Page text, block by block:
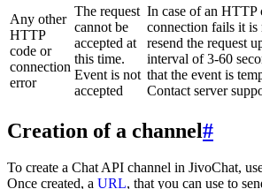
Any other
HTTP
code or
connection
error
The request
cannot be
accepted at
this time.
Event is not
accepted
In case of an HTTP
connection fails it is
resend the request
interval of 3-60
that the event is
Contact server
Creation of a channel#
To create a Chat API channel in JivoChat,
Once created, a URL, that you can use to